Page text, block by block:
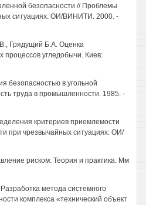
безопасности // Проблемы
ситуациях: ОИ/ВИНИТИ. 2000. -
Грядущий Б.А. Оценка
процессов угледобычи. Киев:
безопасностью в угольной
труда в промышленности. 1985. -
критериев приемлемости
при чрезвычайных ситуациях: ОИ/
риском: Теория и практика. Мм
метода системного
комплекса «технический объект